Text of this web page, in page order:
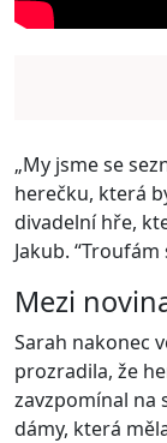
„My jsme se
herečku, která
divadelní hře,
Jakub.
Mezi
Sarah nakonec
prozradila, že
zavzpomínal na
dámy, která